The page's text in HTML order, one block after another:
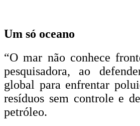
Um só oceano
“O mar não conhece
pesquisadora, ao
global para enfrentar
resíduos sem controle e
petróleo.